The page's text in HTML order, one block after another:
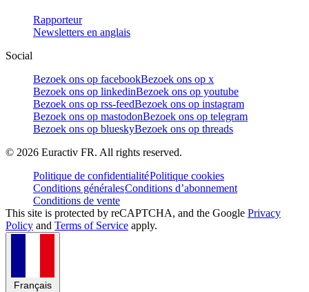
Rapporteur
Newsletters en anglais
Social
Bezoek ons op facebookBezoek ons op x
Bezoek ons op linkedinBezoek ons op youtube
Bezoek ons op rss-feedBezoek ons op instagram
Bezoek ons op mastodonBezoek ons op telegram
Bezoek ons op blueskyBezoek ons op threads
© 2026 Euractiv FR. All rights reserved.
Politique de confidentialitéPolitique cookies
Conditions généralesConditions d’abonnement
Conditions de vente
This site is protected by reCAPTCHA, and the Google Privacy
Policy and Terms of Service apply.
Français